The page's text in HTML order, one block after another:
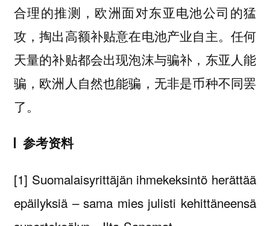
合理的推测，欧洲面对东亚电池公司的猛
攻，掏出高额补贴意在电池产业自主。任何
天量的补贴都会出现泡沫与骗补，东亚人能
骗，欧洲人自然也能骗，无非是币种不同罢
了。
参考资料
[1] Suomalaisyrittäjän ihmekeksintö herättää
epäilyksiä – sama mies julisti kehittäneensä